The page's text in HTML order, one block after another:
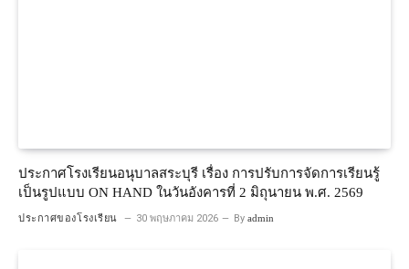
ประกาศโรงเรียนอนุบาลสระบุรี เรื่อง การปรับการจัดการเรียนรู้
เป็นรูปแบบ ON HAND ในวันอังคารที่ 2 มิถุนายน พ.ศ. 2569
ประกาศของโรงเรียน 30 พฤษภาคม 2026 By admin